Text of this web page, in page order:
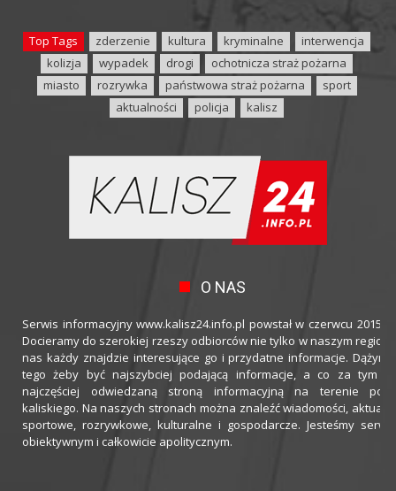
Top Tags zderzenie kultura kryminalne
interwencja
kolizja
wypadek drogi
ochotnicza straż pożarna
miasto
rozrywka państwowa straż pożarna
sport
aktualności
policja kalisz
O NAS
Serwis informacyjny www.kalisz24.info.pl powstał w czerwcu 2015
Docieramy do szerokiej rzeszy odbiorców nie tylko w naszym
nas każdy znajdzie interesujące go i przydatne informacje.
tego żeby być najszybciej podającą informacje, a co za tym
najczęściej odwiedzaną stroną informacyjną na terenie
kaliskiego. Na naszych stronach można znaleźć wiadomości,
sportowe, rozrywkowe, kulturalne i gospodarcze. Jesteśmy
obiektywnym i całkowicie apolitycznym.